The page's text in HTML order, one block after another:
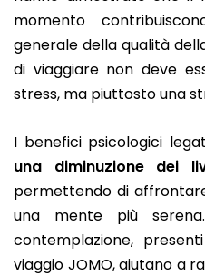
momento
generale della qualità
di viaggiare non deve
stress, ma piuttosto una
I benefici psicologici
una diminuzione dei
permettendo di
una mente più
contemplazione,
viaggio JOMO, aiutano a